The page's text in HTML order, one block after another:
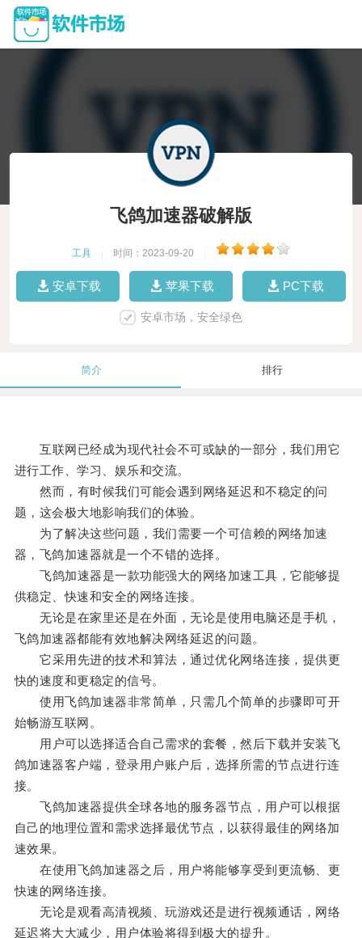
飞鸽加速器破解版
工具 时间：2023-09-20
安卓下载 苹果下载 PC下载
安卓市场，安全绿色
简介 排行
互联网已经成为现代社会不可或缺的一部分，我们用它
进行工作、学习、娱乐和交流。
然而，有时候我们可能会遇到网络延迟和不稳定的问
题，这会极大地影响我们的体验。
为了解决这些问题，我们需要一个可信赖的网络加速
器，飞鸽加速器就是一个不错的选择。
飞鸽加速器是一款功能强大的网络加速工具，它能够提
供稳定、快速和安全的网络连接。
无论是在家里还是在外面，无论是使用电脑还是手机，
飞鸽加速器都能有效地解决网络延迟的问题。
它采用先进的技术和算法，通过优化网络连接，提供更
快的速度和更稳定的信号。
使用飞鸽加速器非常简单，只需几个简单的步骤即可开
始畅游互联网。
用户可以选择适合自己需求的套餐，然后下载并安装飞
鸽加速器客户端，登录用户账户后，选择所需的节点进行连
接。
飞鸽加速器提供全球各地的服务器节点，用户可以根据
自己的地理位置和需求选择最优节点，以获得最佳的网络加
速效果。
在使用飞鸽加速器之后，用户将能够享受到更流畅、更
快速的网络连接。
无论是观看高清视频、玩游戏还是进行视频通话，网络
延迟将大大减少，用户体验将得到极大的提升。